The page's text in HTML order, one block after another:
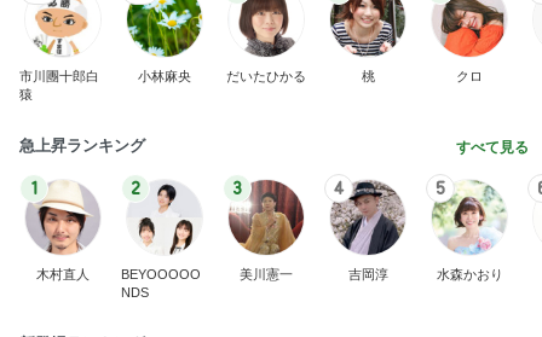
市川團十郎白
猿
小林麻央 だいたひかる 桃 クロ
急上昇ランキング すべて見る
1
木村直人
2
BEYOOOOO
NDS
3
美川憲一
4
吉岡淳
5
水森かおり